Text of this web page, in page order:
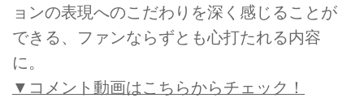
ョンの表現へのこだわりを深く感じることが
できる、ファンならずとも心打たれる内容
に。
▼コメント動画はこちらからチェック！